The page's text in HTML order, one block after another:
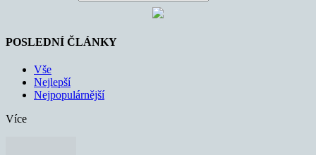
POSLEDNÍ ČLÁNKY
Vše
Nejlepší
Nejpopulárnější
Více